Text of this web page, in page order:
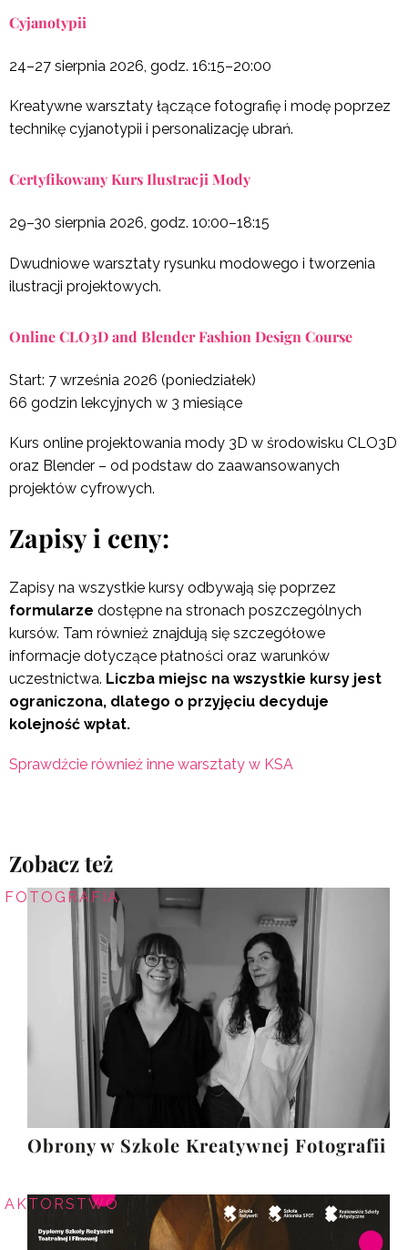
Cyjanotypii
24–27 sierpnia 2026, godz. 16:15–20:00
Kreatywne warsztaty łączące fotografię i modę poprzez
technikę cyjanotypii i personalizację ubrań.
Certyfikowany Kurs Ilustracji Mody
29–30 sierpnia 2026, godz. 10:00–18:15
Dwudniowe warsztaty rysunku modowego i tworzenia
ilustracji projektowych.
Online CLO3D and Blender Fashion Design Course
Start: 7 września 2026 (poniedziałek)
66 godzin lekcyjnych w 3 miesiące
Kurs online projektowania mody 3D w środowisku CLO3D
oraz Blender – od podstaw do zaawansowanych
projektów cyfrowych.
Zapisy i ceny:
Zapisy na wszystkie kursy odbywają się poprzez
formularze dostępne na stronach poszczególnych
kursów. Tam również znajdują się szczegółowe
informacje dotyczące płatności oraz warunków
uczestnictwa. Liczba miejsc na wszystkie kursy jest
ograniczona, dlatego o przyjęciu decyduje
kolejność wpłat.
Sprawdźcie również inne warsztaty w KSA
Zobacz też
FOTOGRAFIA
Obrony w Szkole Kreatywnej Fotografii
AKTORSTWO